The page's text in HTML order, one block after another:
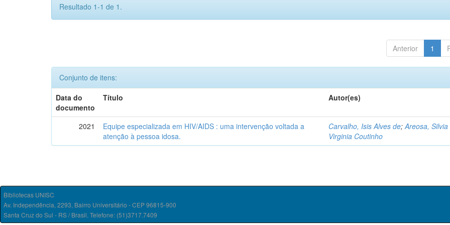
Resultado 1-1 de 1.
Anterior 1
Conjunto de itens:
Data do
documento
Título Autor(es)
2021
Equipe especializada em HIV/AIDS : uma intervenção voltada a
atenção à pessoa idosa.
Carvalho, Isis Alves de;Areosa, Silvia
Virginia Coutinho
Bibliotecas UNISC
Av. Independência, 2293, Bairro Universitário - CEP 96815-900
Santa Cruz do Sul - RS / Brasil. Telefone: (51)3717.7409